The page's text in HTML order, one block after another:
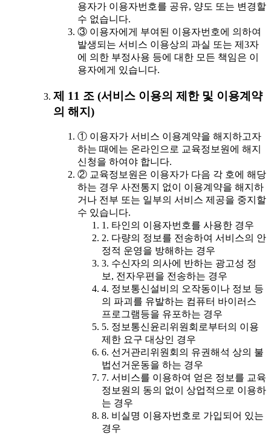
용자가 이용자번호를 공유, 양도 또는 변경할
수 없습니다.
③ 이용자에게 부여된 이용자번호에 의하여
발생되는 서비스 이용상의 과실 또는 제3자
에 의한 부정사용 등에 대한 모든 책임은 이
용자에게 있습니다.
제 11 조 (서비스 이용의 제한 및 이용계약
의 해지)
① 이용자가 서비스 이용계약을 해지하고자
하는 때에는 온라인으로 교육정보원에 해지
신청을 하여야 합니다.
② 교육정보원은 이용자가 다음 각 호에 해당
하는 경우 사전통지 없이 이용계약을 해지하
거나 전부 또는 일부의 서비스 제공을 중지할
수 있습니다.
1. 타인의 이용자번호를 사용한 경우
2. 다량의 정보를 전송하여 서비스의 안
정적 운영을 방해하는 경우
3. 수신자의 의사에 반하는 광고성 정
보, 전자우편을 전송하는 경우
4. 정보통신설비의 오작동이나 정보 등
의 파괴를 유발하는 컴퓨터 바이러스
프로그램등을 유포하는 경우
5. 정보통신윤리위원회로부터의 이용
제한 요구 대상인 경우
6. 선거관리위원회의 유권해석 상의 불
법선거운동을 하는 경우
7. 서비스를 이용하여 얻은 정보를 교육
정보원의 동의 없이 상업적으로 이용하
는 경우
8. 비실명 이용자번호로 가입되어 있는
경우